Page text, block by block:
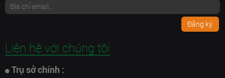
Đăng ký
Liên hệ với chúng tôi
Trụ sở chính :